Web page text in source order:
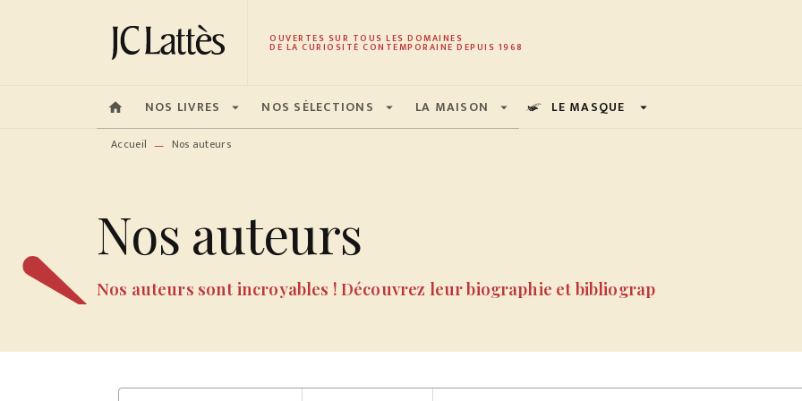
MENU RECHERCHE CONTENU PIED DE PAGE
OUVERTES SUR TOUS LES DOMAINES
DE LA CURIOSITÉ CONTEMPORAINE DEPUIS 1968
home NOS LIVRES arrow_drop_down NOS SÉLECTIONS arrow_drop_down LA MAISON arrow_drop_down LE MASQUE arrow_drop_down
Accueil — Nos auteurs
Nos auteurs
Nos auteurs sont incroyables ! Découvrez leur biographie et bibliograp